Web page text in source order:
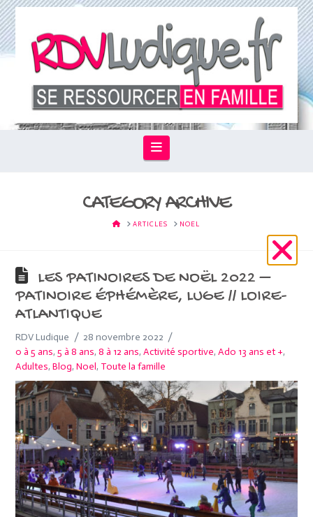
Navigation
CATEGORY ARCHIVE
HOMEARTICLES NOEL
LES PATINOIRES DE NOËL 2022 –
PATINOIRE ÉPHÉMÈRE, LUGE // LOIRE-
ATLANTIQUE
RDV Ludique
28 novembre 2022
0 à 5 ans,5 à 8 ans,8 à 12 ans,Activité sportive,Ado 13 ans et +,
Adultes,Blog,Noel, Toute la famille